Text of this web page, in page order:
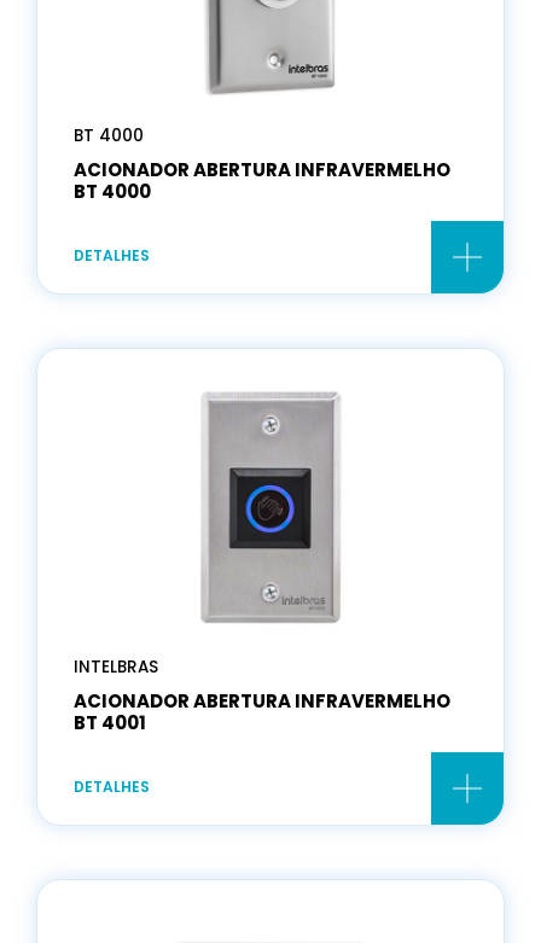
BT 4000
ACIONADOR ABERTURA INFRAVERMELHO
BT 4000
DETALHES
INTELBRAS
ACIONADOR ABERTURA INFRAVERMELHO
BT 4001
DETALHES